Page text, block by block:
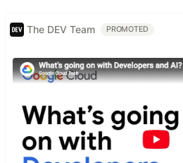
The DEV Team PROMOTED